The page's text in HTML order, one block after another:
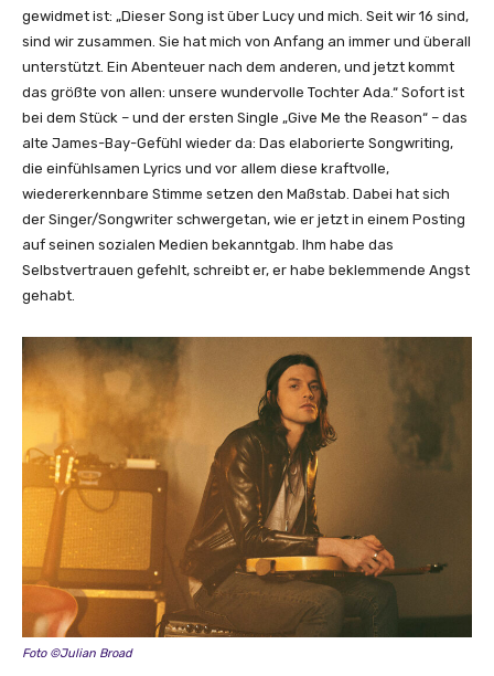
gewidmet ist: „Dieser Song ist über Lucy und mich. Seit wir 16 sind,
sind wir zusammen. Sie hat mich von Anfang an immer und überall
unterstützt. Ein Abenteuer nach dem anderen, und jetzt kommt
das größte von allen: unsere wundervolle Tochter Ada.“ Sofort ist
bei dem Stück – und der ersten Single „Give Me the Reason“ – das
alte James-Bay-Gefühl wieder da: Das elaborierte Songwriting,
die einfühlsamen Lyrics und vor allem diese kraftvolle,
wiedererkennbare Stimme setzen den Maßstab. Dabei hat sich
der Singer/Songwriter schwergetan, wie er jetzt in einem Posting
auf seinen sozialen Medien bekanntgab. Ihm habe das
Selbstvertrauen gefehlt, schreibt er, er habe beklemmende Angst
gehabt.
Foto ©Julian Broad